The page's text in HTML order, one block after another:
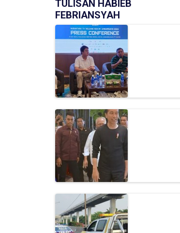
TULISAN HABIEB
FEBRIANSYAH